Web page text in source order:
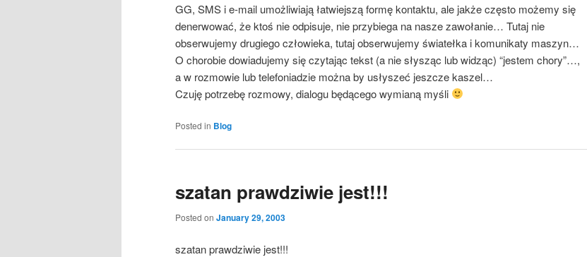
GG, SMS i e-mail umożliwiają łatwiejszą formę kontaktu, ale jakże często możemy się
denerwować, że ktoś nie odpisuje, nie przybiega na nasze zawołanie… Tutaj nie
obserwujemy drugiego człowieka, tutaj obserwujemy światełka i komunikaty maszyn…
O chorobie dowiadujemy się czytając tekst (a nie słysząc lub widząc) “jestem chory”…,
a w rozmowie lub telefoniadzie można by usłyszeć jeszcze kaszel…
Czuję potrzebę rozmowy, dialogu będącego wymianą myśli
Posted in Blog
szatan prawdziwie jest!!!
Posted on January 29, 2003
szatan prawdziwie jest!!!